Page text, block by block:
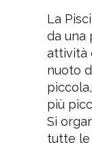
La
da una
attività
nuoto
più
Si
tutte le